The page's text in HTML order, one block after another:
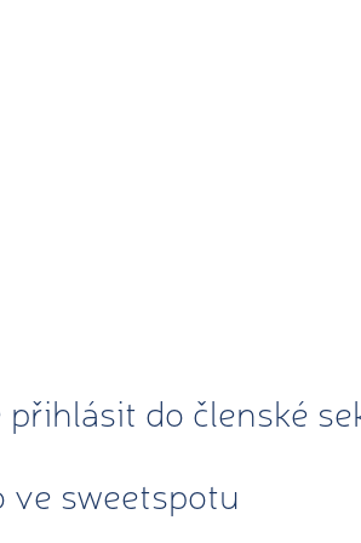
do členské
ve sweetspotu